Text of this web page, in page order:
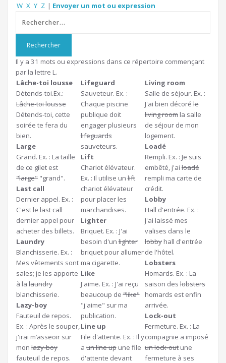
W X Y Z | Envoyer un mot ou expression
Il y a 31 mots ou expressions dans ce répertoire commençant
par la lettre L.
Lâche-toi lousse
Détends-toi.Ex.:
Lâche-toi lousse
Détends-toi, cette
soirée te fera du
bien.
Large
Grand. Ex. : La taille
de ce gilet est
"large""grand".
Last call
Dernier appel. Ex. :
C'est lelast call
dernier appel pour
acheter des billets.
Laundry
Blanchisserie. Ex. :
Mes vêtements sont
sales; je les apporte
à lalaundry
blanchisserie.
Lazy-boy
Fauteuil de repos.
Ex. : Après le souper,
j'irai m’asseoir sur
monlazy-boy
fauteuil de repos.
Lifeguard
Sauveteur. Ex. :
Chaque piscine
publique doit
engager plusieurs
lifeguards
sauveteurs.
Lift
Chariot élévateur.
Ex. : Il utilise unlift
chariot élévateur
pour placer les
marchandises.
Lighter
Briquet. Ex. : J'ai
besoin d'unlighter
briquet pour allumer
ma cigarette.
Like
J'aime. Ex. : J'ai reçu
beaucoup de"like"
"j'aime" sur ma
publication.
Line up
File d'attente. Ex. : Il y
aun line upune file
d'attente devant
Living room
Salle de séjour. Ex. :
J'ai bien décoré le
living roomla salle
de séjour de mon
logement.
Loadé
Rempli. Ex. : Je suis
embêté, j'ai loadé
rempli ma carte de
crédit.
Lobby
Hall d'entrée. Ex. :
J'ai laissé mes
valises dans le
lobbyhall d'entrée
de l'hôtel.
Lobsters
Homards. Ex. : La
saison des lobsters
homards est enfin
arrivée.
Lock-out
Fermeture. Ex. : La
compagnie a imposé
un lock-outune
fermeture à ses